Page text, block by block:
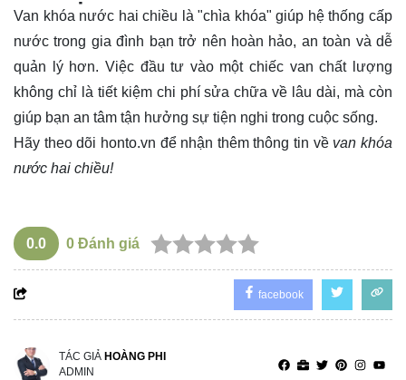
Van khóa nước hai chiều là "chìa khóa" giúp hệ thống cấp
nước trong gia đình bạn trở nên hoàn hảo, an toàn và dễ
quản lý hơn. Việc đầu tư vào một chiếc van chất lượng
không chỉ là tiết kiệm chi phí sửa chữa về lâu dài, mà còn
giúp bạn an tâm tận hưởng sự tiện nghi trong cuộc sống.
Hãy theo dõi honto.vn để nhận thêm thông tin vềvan khóa
nước hai chiều!
0.0 0 Đánh giá
facebook
TÁC GIẢ HOÀNG PHI
ADMIN